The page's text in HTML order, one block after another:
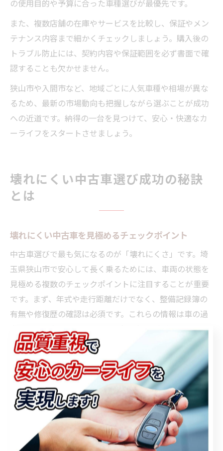
の使用目的や予算に合った車種選びが最優先です。
また、複数店舗の在庫やサービスを比較し、保証やメン
テナンス内容まで細かくチェックしましょう。購入後の
トラブル防止には、契約内容や保証範囲を必ず書面で確
認することも欠かせません。
狭山市や入間市など、地域ごとに人気車種や相場が異な
るため、最新の市場動向も把握しながら選ぶことが成功
への近道です。納得の一台を見つけて、安心・快適なカ
ーライフをスタートさせましょう。
壊れにくい中古車選び成功の秘訣
とは
壊れにくい中古車を見極めるチェックポイント
中古車選びで最も気になるのが「壊れにくさ」です。埼
玉県狭山市で安心して長く乗るためには、車両の状態を
見極める複数のチェックポイントに注目することが重要
です。まず、年式や走行距離だけでなく、整備記録簿の
有無や修復歴の確認は必須です。これらの情報は車の過
去の使われ方やメンテナンス状況を知る手がかりとなり
ます。
さらに、エンジンルームや下回りのサビ、オイル漏れな
どの目視点検も行いましょう。内装や電装品の動作確認
も欠かせません。特に狭山市や周辺地域の気候・道路事
情に合った車種選びも失敗を防ぐポイントです。例え
ば、通勤や買い物で使うなら軽自動車やコンパクトカー
が人気ですが、それぞれの使い方に合った耐久性や燃費